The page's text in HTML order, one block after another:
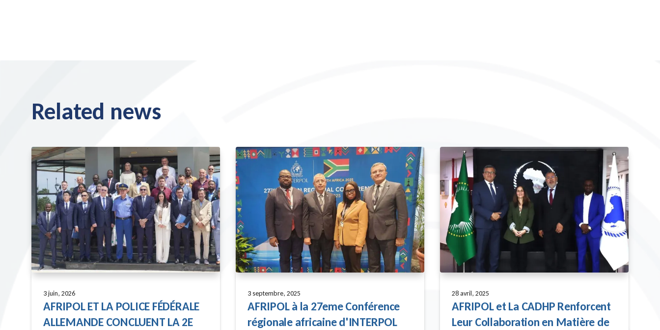
Related news
3 juin, 2026
AFRIPOL ET LA POLICE FÉDÉRALE
ALLEMANDE CONCLUENT LA 2E
3 septembre, 2025
AFRIPOL à la 27eme Conférence
régionale africaine d'INTERPOL
28 avril, 2025
AFRIPOL et La CADHP Renforcent
Leur Collaboration en Matière de